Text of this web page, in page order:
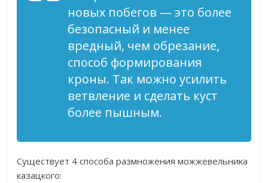
новых побегов — это более
безопасный и менее
вредный, чем обрезание,
способ формирования
кроны. Так можно усилить
ветвление и сделать куст
более пышным.
Существует 4 способа размножения можжевельника
казацкого: